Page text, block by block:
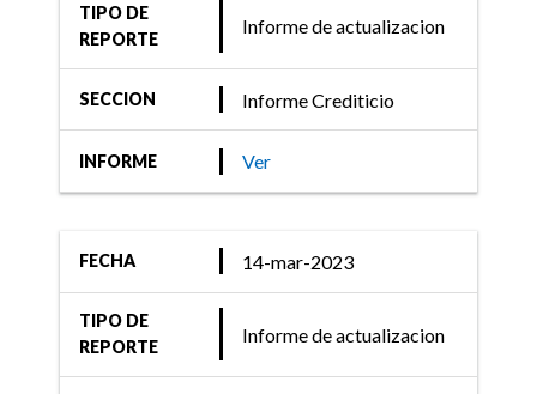
TIPO DE
REPORTE
Informe de actualizacion
SECCION Informe Crediticio
INFORME Ver
FECHA 14-mar-2023
TIPO DE
REPORTE
Informe de actualizacion